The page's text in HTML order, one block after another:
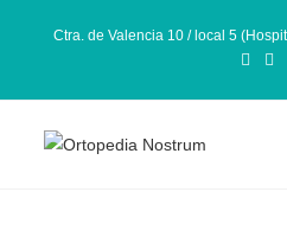
Ctra. de Valencia 10 / local 5